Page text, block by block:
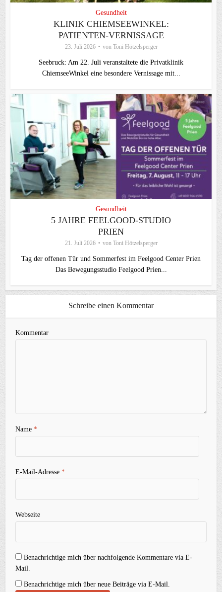
Gesundheit
KLINIK CHIEMSEEWINKEL:
PATIENTEN-VERNISSAGE
23. Juli 2026 von Toni Hötzelsperger
Seebruck: Am 22. Juli veranstaltete die Privatklinik
ChiemseeWinkel eine besondere Vernissage mit...
Gesundheit
5 JAHRE FEELGOOD-STUDIO
PRIEN
21. Juli 2026 von Toni Hötzelsperger
Tag der offenen Tür und Sommerfest im Feelgood Center Prien
Das Bewegungsstudio Feelgood Prien...
Schreibe einen Kommentar
Kommentar
Name*
E-Mail-Adresse*
Webseite
Benachrichtige mich über nachfolgende Kommentare via E-
Mail.
Benachrichtige mich über neue Beiträge via E-Mail.